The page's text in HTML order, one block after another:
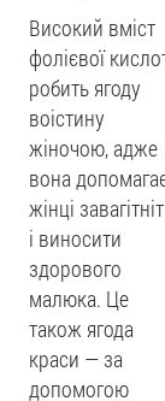
Високий вміст
фолієвої
робить ягоду
воістину
жіночою, адже
вона
жінці
і виносити
здорового
малюка. Це
також ягода
краси — за
допомогою